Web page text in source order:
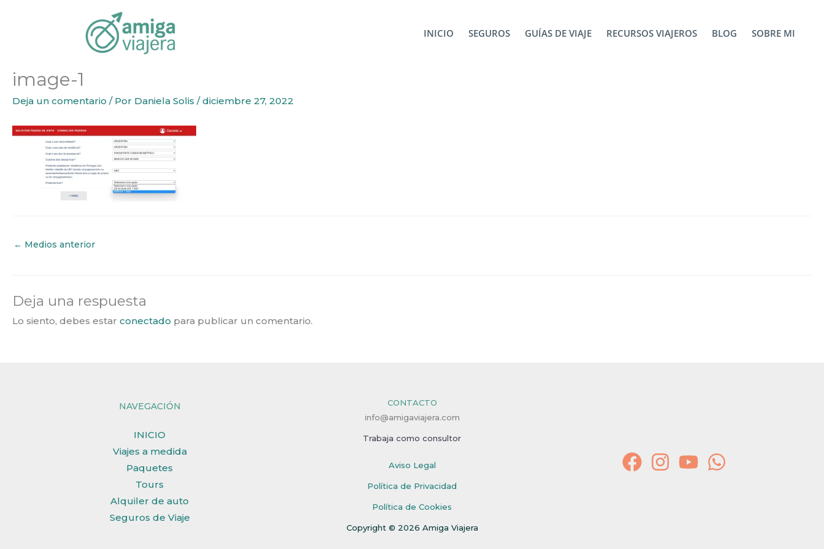
INICIO SEGUROS GUÍAS DE VIAJE RECURSOS VIAJEROS BLOG SOBRE MI
image-1
Deja un comentario / Por Daniela Solis /diciembre 27, 2022
← Medios anterior
Deja una respuesta
Lo siento, debes estar conectado para publicar un comentario.
NAVEGACIÓN
INICIO
Viajes a medida
Paquetes
Tours
Alquiler de auto
Seguros de Viaje
CONTACTO
info@amigaviajera.com
Trabaja como consultor
Aviso Legal
Política de Privacidad
Política de Cookies
Copyright © 2026 Amiga Viajera